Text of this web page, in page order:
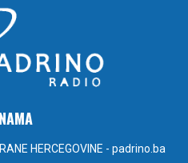
HERCEGOVINE - padrino.ba